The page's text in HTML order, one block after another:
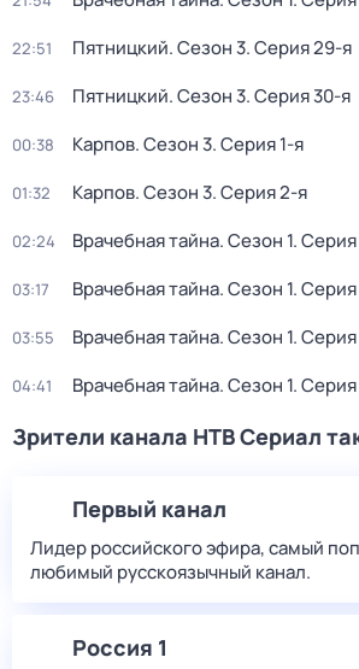
22:51 Пятницкий. Сезон 3. Серия 29-я
23:46 Пятницкий. Сезон 3. Серия 30-я
00:38 Карпов. Сезон 3. Серия 1-я
01:32 Карпов. Сезон 3. Серия 2-я
02:24 Врачебная тайна. Сезон 1.
03:17 Врачебная тайна. Сезон 1.
03:55 Врачебная тайна. Сезон 1.
04:41 Врачебная тайна. Сезон 1.
Зрители канала НТВ Сериал
Первый канал
Лидер российского эфира, самый
любимый русскоязычный канал.
Россия 1